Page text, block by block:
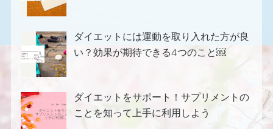
ダイエットには運動を取り入れた方が良
い？効果が期待できる4つのこと￼
ダイエットをサポート！サプリメントの
ことを知って上手に利用しよう